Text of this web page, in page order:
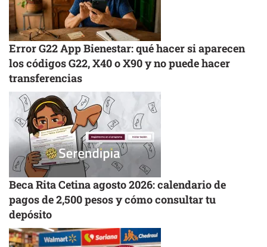
Error G22 App Bienestar: qué hacer si aparecen
los códigos G22, X40 o X90 y no puede hacer
transferencias
Beca Rita Cetina agosto 2026: calendario de
pagos de 2,500 pesos y cómo consultar tu
depósito